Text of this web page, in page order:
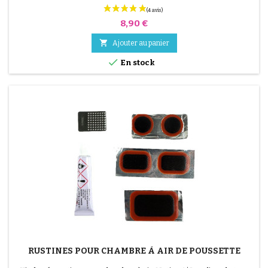
Prix
8,90 €
 Ajouter au panier
 En stock
RUSTINES POUR CHAMBRE À AIR DE POUSSETTE